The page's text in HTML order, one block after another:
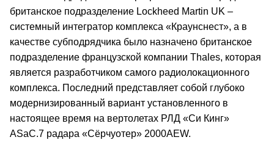
британское подразделение Lockheed Martin UK –
системный интегратор комплекса «Краунснест», а в
качестве субподрядчика было назначено британское
подразделение французской компании Thales, которая
является разработчиком самого радиолокационного
комплекса. Последний представляет собой глубоко
модернизированный вариант установленного в
настоящее время на вертолетах РЛД «Си Кинг»
ASaC.7 радара «Сёрчуотер» 2000AEW.